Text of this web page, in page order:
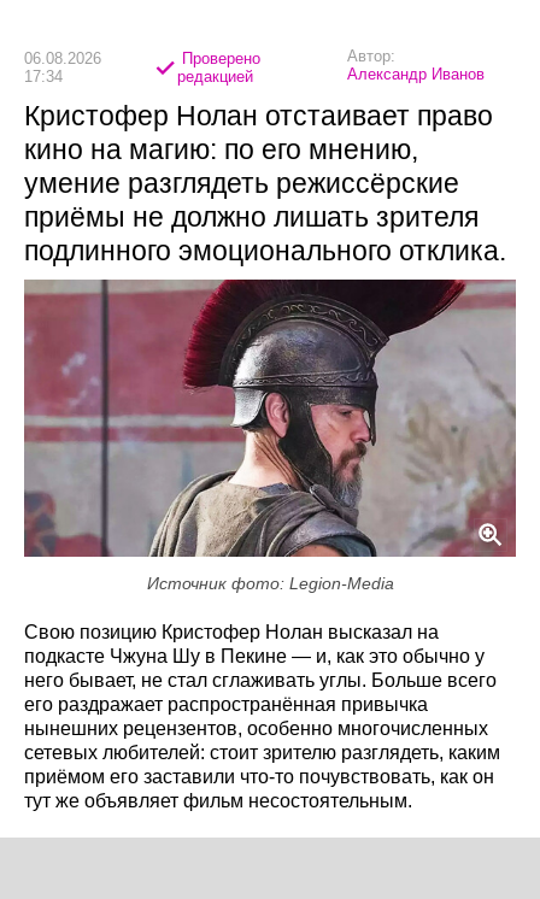
06.08.2026
17:34
Проверено
редакцией
Автор:
Александр Иванов
Кристофер Нолан отстаивает право
кино на магию: по его мнению,
умение разглядеть режиссёрские
приёмы не должно лишать зрителя
подлинного эмоционального отклика.
Источник фото: Legion-Media
Свою позицию Кристофер Нолан высказал на
подкасте Чжуна Шу в Пекине — и, как это обычно у
него бывает, не стал сглаживать углы. Больше всего
его раздражает распространённая привычка
нынешних рецензентов, особенно многочисленных
сетевых любителей: стоит зрителю разглядеть, каким
приёмом его заставили что-то почувствовать, как он
тут же объявляет фильм несостоятельным.